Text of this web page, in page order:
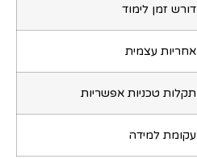
דורש זמן לימוד
אחריות עצמית
תקלות טכניות אפשריות
עקומת למידה